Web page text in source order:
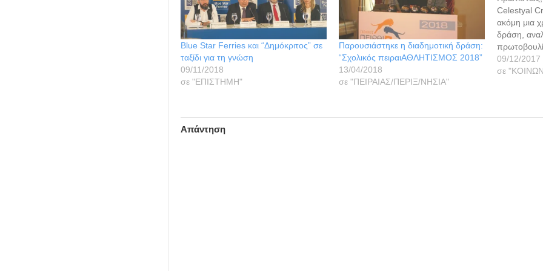
Blue Star Ferries και “Δημόκριτος” σε
ταξίδι για τη γνώση
09/11/2018
σε "ΕΠΙΣΤΗΜΗ"
Παρουσιάστηκε η διαδημοτική δράση:
“Σχολικός πειραιΑΘΛΗΤΙΣΜΟΣ 2018”
13/04/2018
σε "ΠΕΙΡΑΙΑΣ/ΠΕΡΙΞ/ΝΗΣΙΑ"
Celestyal
ακόμη μια
δράση,
εμπράκτως
ξεκίνησε
09/12/2017
σε
Απάντηση